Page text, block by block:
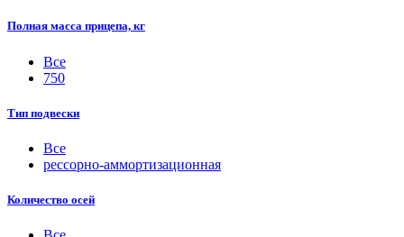
Полная масса прицепа, кг
Все
750
Тип подвески
Все
рессорно-аммортизационная
Количество осей